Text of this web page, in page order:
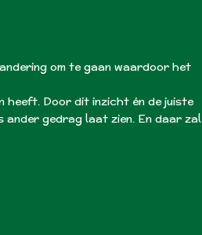
om te gaan waardoor het
heeft. Door dit inzicht én de juiste
ander gedrag laat zien. En daar zal